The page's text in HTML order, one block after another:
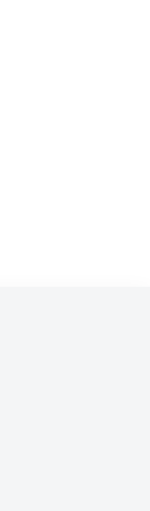
LÄSST
AUF DER